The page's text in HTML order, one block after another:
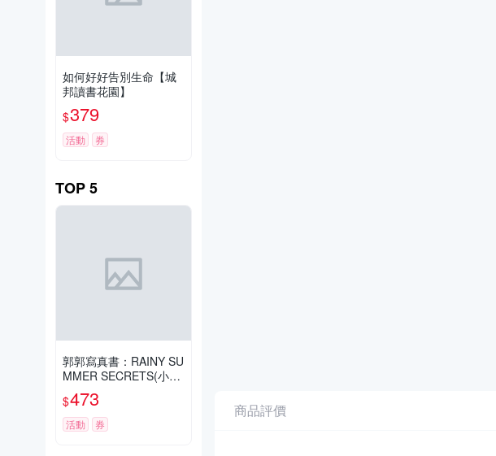
如何好好告別生命【城
邦讀書花園】
$379
活動 券
TOP5
郭郭寫真書：RAINY SU
MMER SECRETS(小卡
親簽版)【城邦讀書花
園】
$473
活動 券
商品評價